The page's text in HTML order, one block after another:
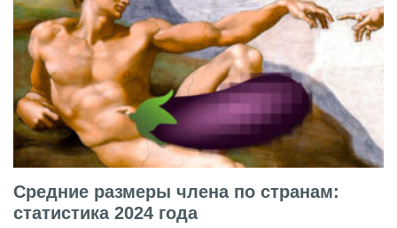
Средние размеры члена по странам:
статистика 2024 года